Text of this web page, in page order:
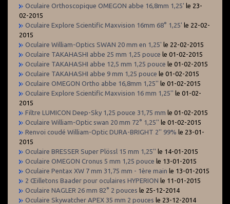
Oculaire Orthoscopique OMEGON abbe 16,8mm 1,25' le 23-
02-2015
Oculaire Explore Scientific Maxvision 16mm 68° 1,25' le 22-02-
2015
Oculaire William-Optics SWAN 20 mm en 1,25' le 22-02-2015
Oculaire TAKAHASHI abbe 25 mm 1,25 pouce le 01-02-2015
Oculaire TAKAHASHI abbe 12,5 mm 1,25 pouce le 01-02-2015
Oculaire TAKAHASHI abbe 9 mm 1,25 pouce le 01-02-2015
Oculaire OMEGON Ortho abbe 16,8mm 1,25'' le 01-02-2015
Oculaire Explore Scientific Maxvision 16 mm 1,25'' le 01-02-
2015
Filtre LUMICON Deep-Sky 1,25 pouce 31,75 mm le 01-02-2015
Oculaire William-Optic swan 20 mm 72° 1,25'' le 01-02-2015
Renvoi coudé William-Optic DURA-BRIGHT 2'' 99% le 23-01-
2015
Oculaire BRESSER Super Plössl 15 mm 1,25'' le 14-01-2015
Oculaire OMEGON Cronus 5 mm 1,25 pouce le 13-01-2015
Oculaire Pentax XW 7 mm 31,75 mm - 1ère main le 13-01-2015
2 Œilletons Baader pour oculaires HYPERION le 11-01-2015
Oculaire NAGLER 26 mm 82° 2 pouces le 25-12-2014
Oculaire Skywatcher APEX 35 mm 2 pouces le 23-12-2014